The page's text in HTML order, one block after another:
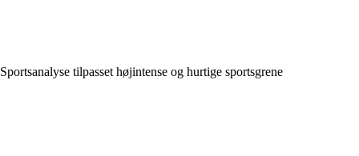
Sportsanalyse tilpasset højintense og hurtige sportsgrene